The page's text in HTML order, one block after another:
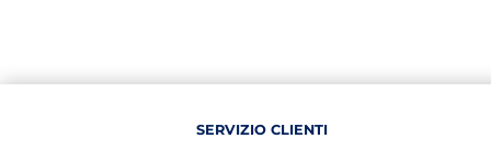
SERVIZIO CLIENTI